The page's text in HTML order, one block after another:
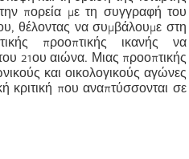
πορεία με τη συγγραφή του
θέλοντας να συμβάλουμε στη
προοπτικής ικανής να
21ου αιώνα. Μιας προοπτικής
και οικολογικούς αγώνες
κριτική που αναπτύσσονται σε